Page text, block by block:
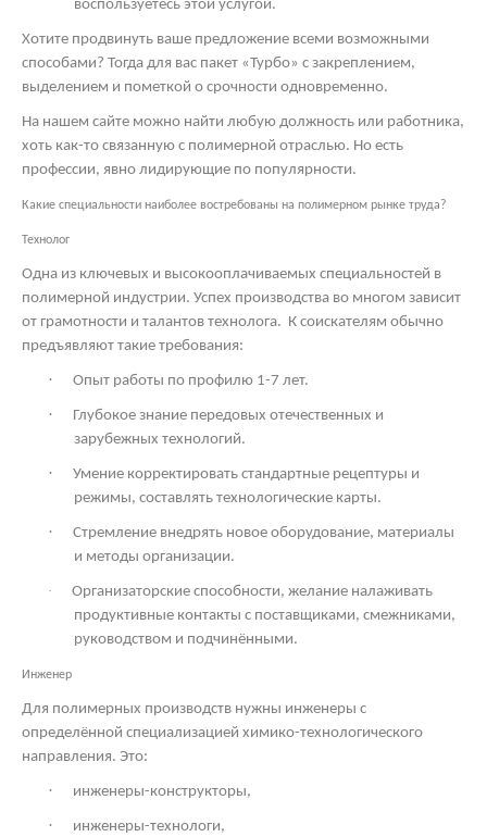
воспользуетесь этой услугой.
Хотите продвинуть ваше предложение всеми возможными
способами? Тогда для вас пакет «Турбо» с закреплением,
выделением и пометкой о срочности одновременно.
На нашем сайте можно найти любую должность или работника,
хоть как-то связанную с полимерной отраслью. Но есть
профессии, явно лидирующие по популярности.
Какие специальности наиболее востребованы на полимерном рынке труда?
Технолог
Одна из ключевых и высокооплачиваемых специальностей в
полимерной индустрии. Успех производства во многом зависит
от грамотности и талантов технолога. К соискателям обычно
предъявляют такие требования:
· Опыт работы по профилю 1-7 лет.
·
Глубокое знание передовых отечественных и
зарубежных технологий.
·
Умение корректировать стандартные рецептуры и
режимы, составлять технологические карты.
·
Стремление внедрять новое оборудование, материалы
и методы организации.
·
Организаторские способности, желание налаживать
продуктивные контакты с поставщиками, смежниками,
руководством и подчинёнными.
Инженер
Для полимерных производств нужны инженеры с
определённой специализацией химико-технологического
направления. Это:
· инженеры-конструкторы,
· инженеры-технологи,